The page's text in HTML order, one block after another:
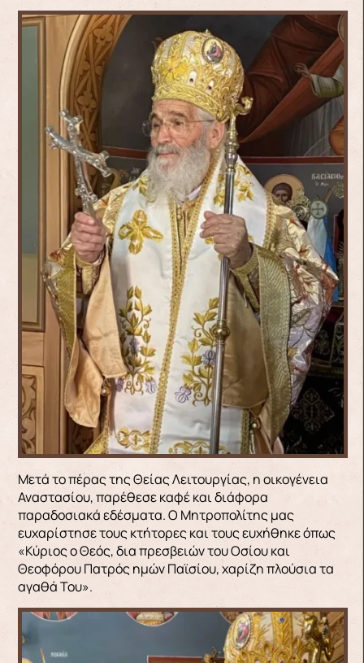
Μετά το πέρας της Θείας Λειτουργίας, η οικογένεια
Αναστασίου, παρέθεσε καφέ και διάφορα
παραδοσιακά εδέσματα. Ο Μητροπολίτης μας
ευχαρίστησε τους κτήτορες και τους ευχήθηκε όπως
«Κύριος ο Θεός, δια πρεσβειών του Οσίου και
Θεοφόρου Πατρός ημών Παϊσίου, χαρίζη πλούσια τα
αγαθά Του».